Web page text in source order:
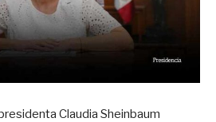
Claudia Sheinbaum